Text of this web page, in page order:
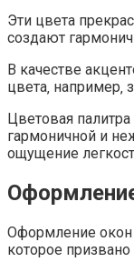
Эти цвета
создают
В качестве
цвета‚ например‚
Цветовая
гармоничной и
ощущение
Оформление окон
которое